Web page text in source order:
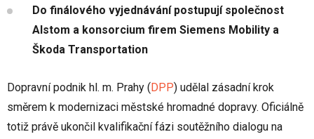
Do finálového vyjednávání postupují společnost
Alstom a konsorcium firem Siemens Mobility a
Škoda Transportation
Dopravní podnik hl. m. Prahy ( DPP) udělal zásadní krok
směrem k modernizaci městské hromadné dopravy. Oficiálně
totiž právě ukončil kvalifikační fázi soutěžního dialogu na